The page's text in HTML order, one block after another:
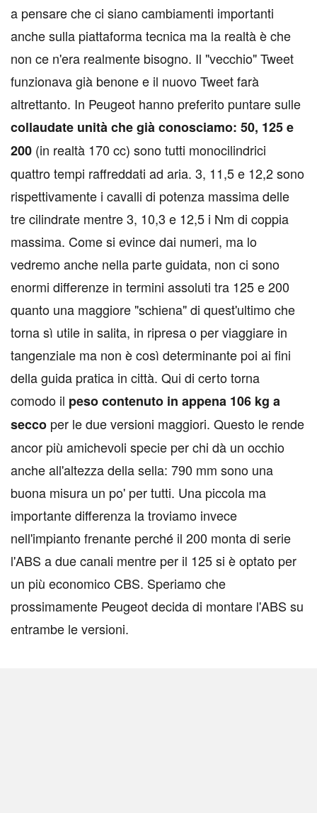
a pensare che ci siano cambiamenti importanti
anche sulla piattaforma tecnica ma la realtà è che
non ce n'era realmente bisogno. Il "vecchio" Tweet
funzionava già benone e il nuovo Tweet farà
altrettanto. In Peugeot hanno preferito puntare sulle
collaudate unità che già conosciamo: 50, 125 e
200 (in realtà 170 cc) sono tutti monocilindrici
quattro tempi raffreddati ad aria. 3, 11,5 e 12,2 sono
rispettivamente i cavalli di potenza massima delle
tre cilindrate mentre 3, 10,3 e 12,5 i Nm di coppia
massima. Come si evince dai numeri, ma lo
vedremo anche nella parte guidata, non ci sono
enormi differenze in termini assoluti tra 125 e 200
quanto una maggiore "schiena" di quest'ultimo che
torna sì utile in salita, in ripresa o per viaggiare in
tangenziale ma non è così determinante poi ai fini
della guida pratica in città. Qui di certo torna
comodo il peso contenuto in appena 106 kg a
secco per le due versioni maggiori. Questo le rende
ancor più amichevoli specie per chi dà un occhio
anche all'altezza della sella: 790 mm sono una
buona misura un po' per tutti. Una piccola ma
importante differenza la troviamo invece
nell'impianto frenante perché il 200 monta di serie
l'ABS a due canali mentre per il 125 si è optato per
un più economico CBS. Speriamo che
prossimamente Peugeot decida di montare l'ABS su
entrambe le versioni.